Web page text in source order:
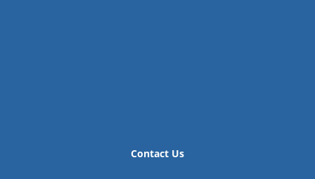
Contact Us